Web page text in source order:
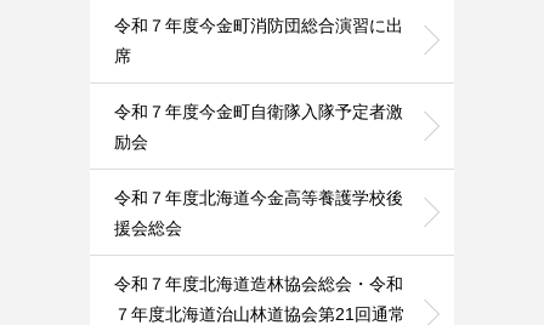
令和７年度今金町消防団総合演習に出
席
令和７年度今金町自衛隊入隊予定者激
励会
令和７年度北海道今金高等養護学校後
援会総会
令和７年度北海道造林協会総会・令和
７年度北海道治山林道協会第21回通常